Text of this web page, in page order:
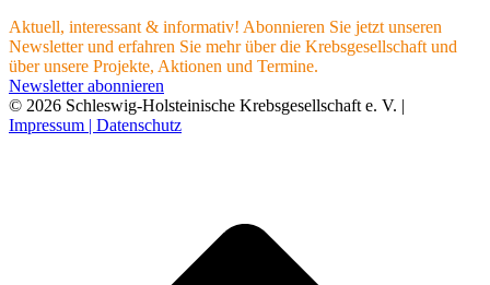
Aktuell, interessant & informativ! Abonnieren Sie jetzt unseren
Newsletter und erfahren Sie mehr über die Krebsgesellschaft und
über unsere Projekte, Aktionen und Termine.
Newsletter abonnieren
© 2026 Schleswig-Holsteinische Krebsgesellschaft e. V. |
Impressum | Datenschutz